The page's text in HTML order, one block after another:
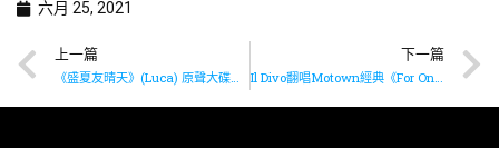
六月 25, 2021
上一篇
《盛夏友晴天》(Luca) 原聲大碟有得聽☀️?
下一篇
Il Divo翻唱Motown經典《For Once In My Life》